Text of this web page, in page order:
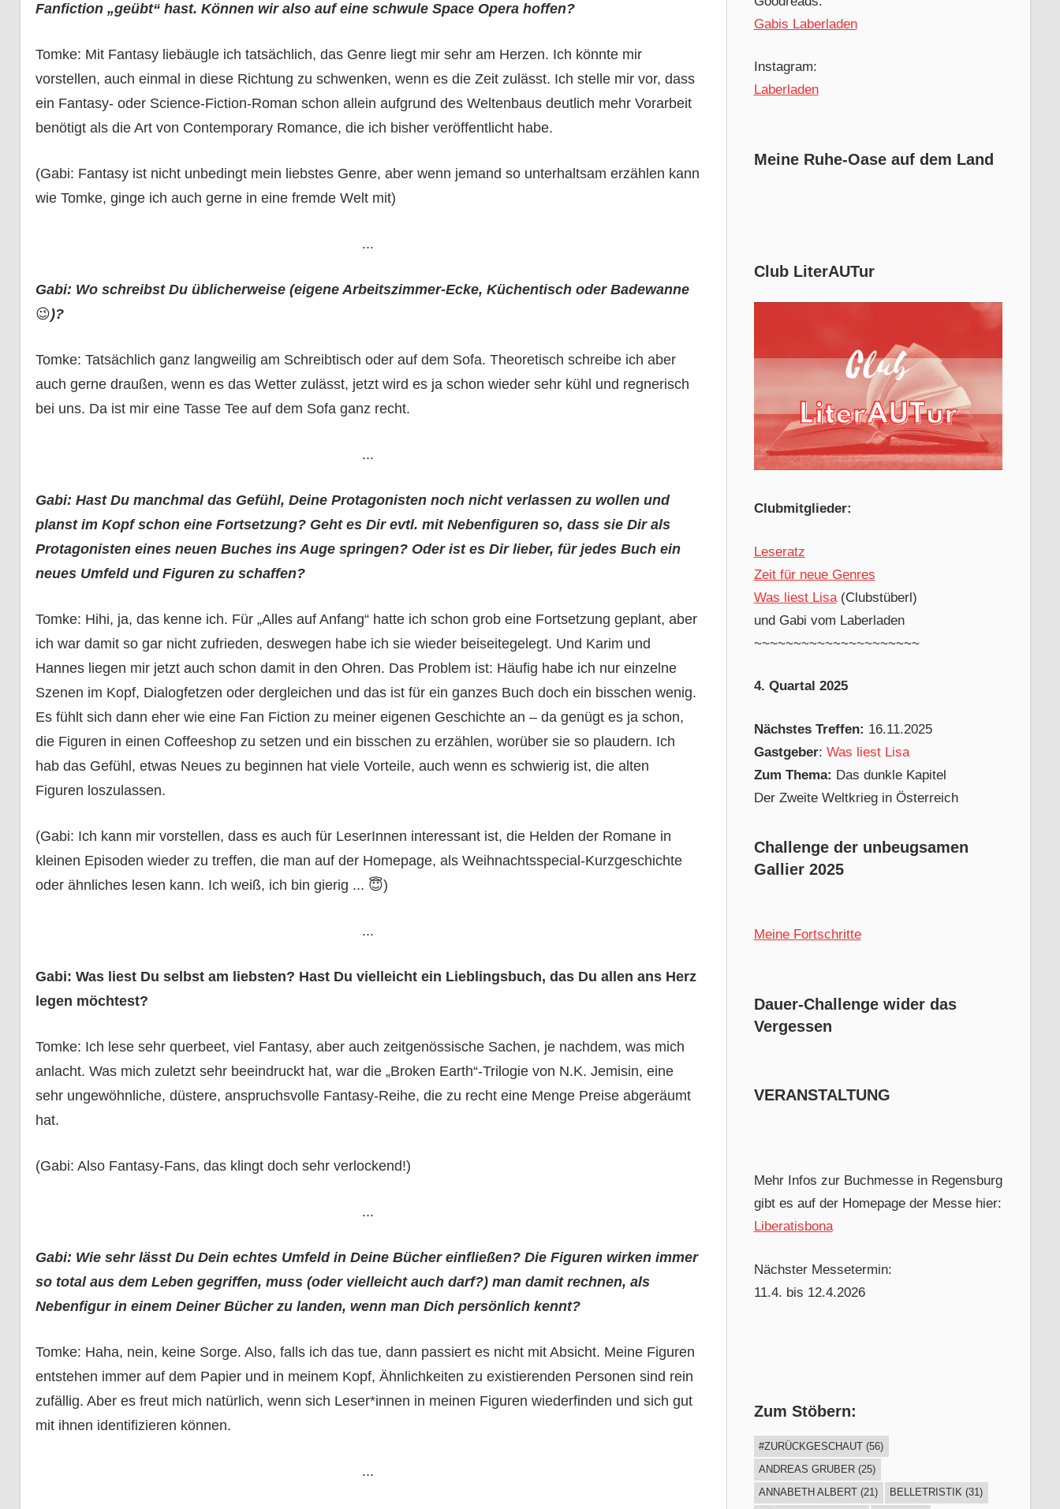
Fanfiction „geübt“ hast. Können wir also auf eine schwule Space Opera hoffen?
Tomke: Mit Fantasy liebäugle ich tatsächlich, das Genre liegt mir sehr am Herzen. Ich könnte mir
vorstellen, auch einmal in diese Richtung zu schwenken, wenn es die Zeit zulässt. Ich stelle mir vor, dass
ein Fantasy- oder Science-Fiction-Roman schon allein aufgrund des Weltenbaus deutlich mehr Vorarbeit
benötigt als die Art von Contemporary Romance, die ich bisher veröffentlicht habe.
(Gabi: Fantasy ist nicht unbedingt mein liebstes Genre, aber wenn jemand so unterhaltsam erzählen kann
wie Tomke, ginge ich auch gerne in eine fremde Welt mit)
...
Gabi: Wo schreibst Du üblicherweise (eigene Arbeitszimmer-Ecke, Küchentisch oder Badewanne
😉)?
Tomke: Tatsächlich ganz langweilig am Schreibtisch oder auf dem Sofa. Theoretisch schreibe ich aber
auch gerne draußen, wenn es das Wetter zulässt, jetzt wird es ja schon wieder sehr kühl und regnerisch
bei uns. Da ist mir eine Tasse Tee auf dem Sofa ganz recht.
...
Gabi: Hast Du manchmal das Gefühl, Deine Protagonisten noch nicht verlassen zu wollen und
planst im Kopf schon eine Fortsetzung? Geht es Dir evtl. mit Nebenfiguren so, dass sie Dir als
Protagonisten eines neuen Buches ins Auge springen? Oder ist es Dir lieber, für jedes Buch ein
neues Umfeld und Figuren zu schaffen?
Tomke: Hihi, ja, das kenne ich. Für „Alles auf Anfang“ hatte ich schon grob eine Fortsetzung geplant, aber
ich war damit so gar nicht zufrieden, deswegen habe ich sie wieder beiseitegelegt. Und Karim und
Hannes liegen mir jetzt auch schon damit in den Ohren. Das Problem ist: Häufig habe ich nur einzelne
Szenen im Kopf, Dialogfetzen oder dergleichen und das ist für ein ganzes Buch doch ein bisschen wenig.
Es fühlt sich dann eher wie eine Fan Fiction zu meiner eigenen Geschichte an – da genügt es ja schon,
die Figuren in einen Coffeeshop zu setzen und ein bisschen zu erzählen, worüber sie so plaudern. Ich
hab das Gefühl, etwas Neues zu beginnen hat viele Vorteile, auch wenn es schwierig ist, die alten
Figuren loszulassen.
(Gabi: Ich kann mir vorstellen, dass es auch für LeserInnen interessant ist, die Helden der Romane in
kleinen Episoden wieder zu treffen, die man auf der Homepage, als Weihnachtsspecial-Kurzgeschichte
oder ähnliches lesen kann. Ich weiß, ich bin gierig ... 😇)
...
Gabi: Was liest Du selbst am liebsten? Hast Du vielleicht ein Lieblingsbuch, das Du allen ans Herz
legen möchtest?
Tomke: Ich lese sehr querbeet, viel Fantasy, aber auch zeitgenössische Sachen, je nachdem, was mich
anlacht. Was mich zuletzt sehr beeindruckt hat, war die „Broken Earth“-Trilogie von N.K. Jemisin, eine
sehr ungewöhnliche, düstere, anspruchsvolle Fantasy-Reihe, die zu recht eine Menge Preise abgeräumt
hat.
(Gabi: Also Fantasy-Fans, das klingt doch sehr verlockend!)
...
Gabi: Wie sehr lässt Du Dein echtes Umfeld in Deine Bücher einfließen? Die Figuren wirken immer
so total aus dem Leben gegriffen, muss (oder vielleicht auch darf?) man damit rechnen, als
Nebenfigur in einem Deiner Bücher zu landen, wenn man Dich persönlich kennt?
Tomke: Haha, nein, keine Sorge. Also, falls ich das tue, dann passiert es nicht mit Absicht. Meine Figuren
entstehen immer auf dem Papier und in meinem Kopf, Ähnlichkeiten zu existierenden Personen sind rein
zufällig. Aber es freut mich natürlich, wenn sich Leser*innen in meinen Figuren wiederfinden und sich gut
mit ihnen identifizieren können.
...
Gabis Laberladen
Instagram:
Laberladen
Meine Ruhe-Oase auf dem Land
Club LiterAUTur
Clubmitglieder:
Leseratz
Zeit für neue Genres
Was liest Lisa(Clubstüberl)
und Gabi vom Laberladen
~~~~~~~~~~~~~~~~~~~~~
4. Quartal 2025
Nächstes Treffen: 16.11.2025
Gastgeber: Was liest Lisa
Zum Thema: Das dunkle Kapitel
Der Zweite Weltkrieg in Österreich
Challenge der unbeugsamen
Gallier 2025
Meine Fortschritte
Dauer-Challenge wider das
Vergessen
VERANSTALTUNG
Mehr Infos zur Buchmesse in Regensburg
gibt es auf der Homepage der Messe hier:
Liberatisbona
Nächster Messetermin:
11.4. bis 12.4.2026
Zum Stöbern:
#ZURÜCKGESCHAUT (56)
ANDREAS GRUBER (25)
ANNABETH ALBERT (21) BELLETRISTIK (31)